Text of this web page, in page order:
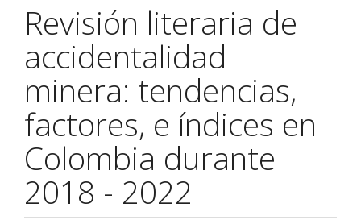
Revisión literaria de
accidentalidad
minera: tendencias,
factores, e índices en
Colombia durante
2018 - 2022